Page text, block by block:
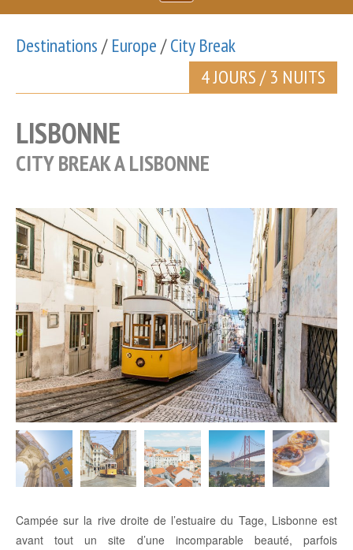
u
r
r
r
e
r
l
e
m
e
n
u
Destinations/Europe/City Break
4 JOURS / 3 NUITS
LISBONNE
CITY BREAK A LISBONNE
Campée sur la rive droite de l’estuaire du Tage, Lisbonne est
avant tout un site d’une incomparable beauté, parfois